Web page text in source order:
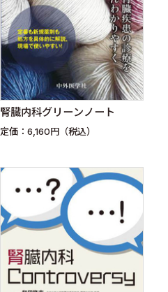
腎臓内科グリーンノート
定価：6,160円（税込）